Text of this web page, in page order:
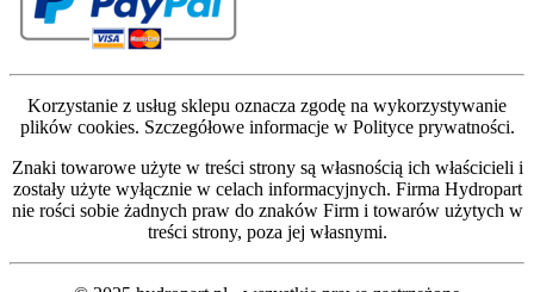
Korzystanie z usług sklepu oznacza zgodę na wykorzystywanie
plików cookies. Szczegółowe informacje w Polityce prywatności.
Znaki towarowe użyte w treści strony są własnością ich właścicieli i
zostały użyte wyłącznie w celach informacyjnych. Firma Hydropart
nie rości sobie żadnych praw do znaków Firm i towarów użytych w
treści strony, poza jej własnymi.